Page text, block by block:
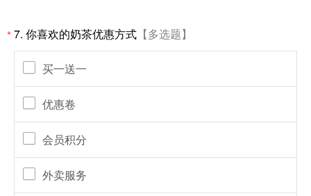
*7. 你喜欢的奶茶优惠方式 【多选题】
买一送一
优惠卷
会员积分
外卖服务